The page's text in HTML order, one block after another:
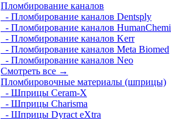
Пломбирование каналов
- Пломбирование каналов Dentsply
- Пломбирование каналов
- Пломбирование каналов Kerr
- Пломбирование каналов Meta Biomed
- Пломбирование каналов Neo
Смотреть все →
Пломбировочные материалы (шприцы)
- Шприцы Ceram-X
- Шприцы Charisma
- Шприцы Dyract eXtra